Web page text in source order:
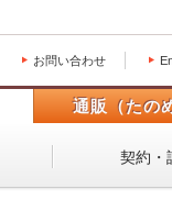
お問い合わせ
通販（たの
契約・